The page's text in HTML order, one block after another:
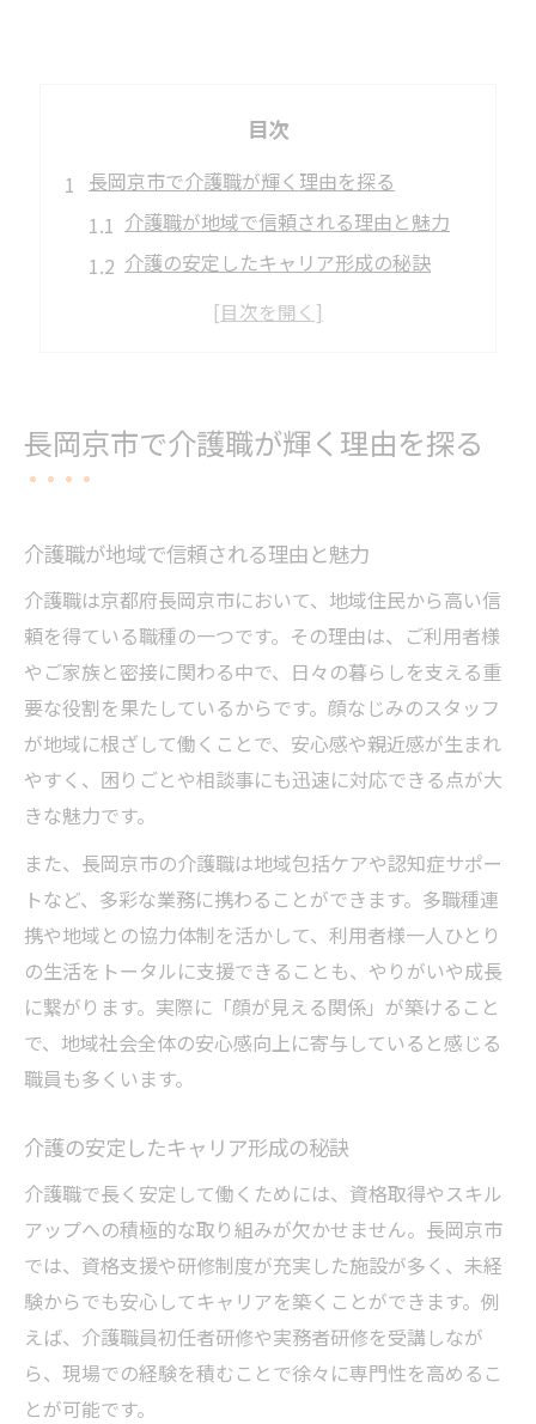
目次
長岡京市で介護職が輝く理由を探る
介護職が地域で信頼される理由と魅力
介護の安定したキャリア形成の秘訣
介護現場で活かせる長所の具体例
地域とともに歩む介護の魅力体験記
介護で地域貢献を実感する日々の体験
介護現場で感じるやりがいの瞬間
地域住民と築く介護の信頼関係
介護職が支える地域包括ケアの実際
介護職ならではのやりがいを長岡京市で実感
介護ならではのやりがいを実感する理由
利用者の笑顔が介護職の原動力に
介護現場で身につくスキルと成長
地域に根ざす介護の仕事の魅力
介護職が目指す自立支援のやりがい
暮らしに寄り添う介護職の長所とは
介護職が暮らしを支える強みを解説
介護で地域住民の安心を守る方法
介護職が生活支援で発揮する力とは
利用者の暮らしに寄り添う介護の魅力
子育て世代も安心の介護職働き方ガイド
介護職で家庭と両立できる働き方の工夫
介護現場で子育て世代が活躍する理由
ワークライフバランスを実現する介護職
介護がもたらす柔軟な勤務スタイルとは
子育て世代に支持される介護職の魅力
自立支援に力を発揮する介護職の価値
長岡京市で介護職が輝く理由を探る
介護職が地域で信頼される理由と魅力
介護職は京都府長岡京市において、地域住民から高い信
頼を得ている職種の一つです。その理由は、ご利用者様
やご家族と密接に関わる中で、日々の暮らしを支える重
要な役割を果たしているからです。顔なじみのスタッフ
が地域に根ざして働くことで、安心感や親近感が生まれ
やすく、困りごとや相談事にも迅速に対応できる点が大
きな魅力です。
また、長岡京市の介護職は地域包括ケアや認知症サポー
トなど、多彩な業務に携わることができます。多職種連
携や地域との協力体制を活かして、利用者様一人ひとり
の生活をトータルに支援できることも、やりがいや成長
に繋がります。実際に「顔が見える関係」が築けること
で、地域社会全体の安心感向上に寄与していると感じる
職員も多くいます。
介護の安定したキャリア形成の秘訣
介護職で長く安定して働くためには、資格取得やスキル
アップへの積極的な取り組みが欠かせません。長岡京市
では、資格支援や研修制度が充実した施設が多く、未経
験からでも安心してキャリアを築くことができます。例
えば、介護職員初任者研修や実務者研修を受講しなが
ら、現場での経験を積むことで徐々に専門性を高めるこ
とが可能です。